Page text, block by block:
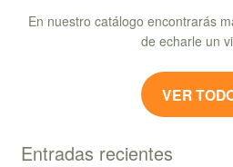
En nuestro catálogo encontrarás
de echarle un
VER
Entradas recientes